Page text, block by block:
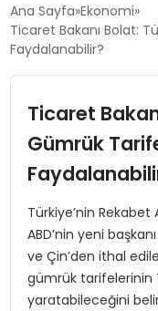
EĞITIM
GÜNDEM
MAGAZIN
SIYASET
SPOR
Ana Sayfa Ekonomi
Ticaret Bakanı Bolat:
Faydalanabilir?
Ticaret
Gümrük
Türkiye’nin Rekabet
ABD’nin yeni
ve Çin’den ithal
gümrük tarifelerinin
yaratabileceğini